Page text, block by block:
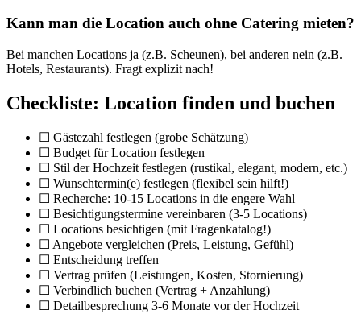
Kann man die Location auch ohne Catering mieten?
Bei manchen Locations ja (z.B. Scheunen), bei anderen nein (z.B.
Hotels, Restaurants). Fragt explizit nach!
Checkliste: Location finden und buchen
☐ Gästezahl festlegen (grobe Schätzung)
☐ Budget für Location festlegen
☐ Stil der Hochzeit festlegen (rustikal, elegant, modern, etc.)
☐ Wunschtermin(e) festlegen (flexibel sein hilft!)
☐ Recherche: 10-15 Locations in die engere Wahl
☐ Besichtigungstermine vereinbaren (3-5 Locations)
☐ Locations besichtigen (mit Fragenkatalog!)
☐ Angebote vergleichen (Preis, Leistung, Gefühl)
☐ Entscheidung treffen
☐ Vertrag prüfen (Leistungen, Kosten, Stornierung)
☐ Verbindlich buchen (Vertrag + Anzahlung)
☐ Detailbesprechung 3-6 Monate vor der Hochzeit